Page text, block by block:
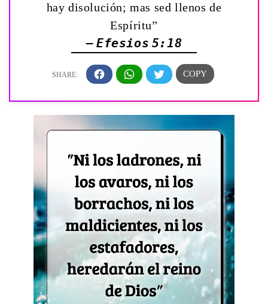
hay disolución; mas sed llenos de
Espíritu”
— Efesios 5:18